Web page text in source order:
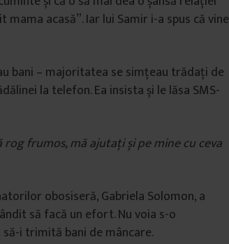
acasă”. Iar lui Samir i-a spus că vine
bani – majoritatea se simțeau trădați de
la telefon. Ea insista și le lăsa SMS-
frumos, mă ajutați și pe mine cu ceva
obosiseră, Gabriela Solomon, a
să facă un efort. Nu voia s-o
să-i trimită bani de mâncare.